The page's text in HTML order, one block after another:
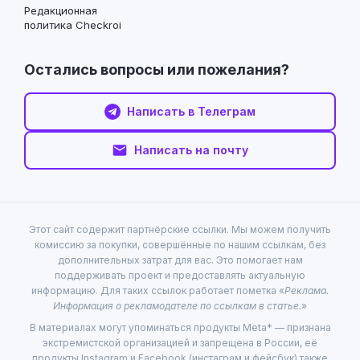
Редакционная
политика Checkroi
Остались вопросы или пожелания?
Написать в Телеграм
Написать на почту
Этот сайт содержит партнёрские ссылки. Мы можем получить
комиссию за покупки, совершённые по нашим ссылкам, без
дополнительных затрат для вас. Это помогает нам
поддерживать проект и предоставлять актуальную
информацию. Для таких ссылок работает пометка «Реклама.
Информация о рекламодателе по ссылкам в статье.»
В материалах могут упоминаться продукты Meta* — признана
экстремистской организацией и запрещена в России, её